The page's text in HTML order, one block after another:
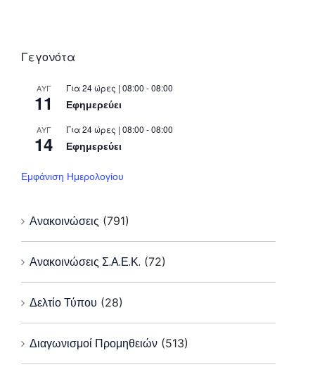
Γεγονότα
ΑΥΓ
11
Για 24 ώρες | 08:00 - 08:00
Εφημερεύει
ΑΥΓ
14
Για 24 ώρες | 08:00 - 08:00
Εφημερεύει
Εμφάνιση Ημερολογίου
Ανακοινώσεις (791)
Ανακοινώσεις Σ.Α.Ε.Κ. (72)
Δελτίο Τύπου (28)
Διαγωνισμοί Προμηθειών (513)